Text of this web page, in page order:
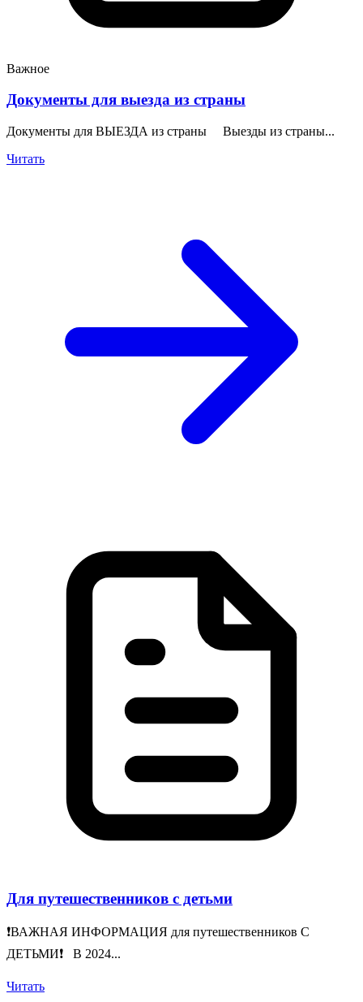
Важное
Документы для выезда из страны
Документы для ВЫЕЗДА из страны Выезды из страны...
Читать
Для путешественников с детьми
❗️ВАЖНАЯ ИНФОРМАЦИЯ для путешественников С
ДЕТЬМИ❗️ В 2024...
Читать